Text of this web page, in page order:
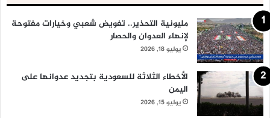
مليونية التحذير.. تفويض شعبي وخيارات مفتوحة
لإنهاء العدوان والحصار
يوليو 18, 2026
الأخطاء الثلاثة للسعودية بتجديد عدوانها على
اليمن
يوليو 15, 2026